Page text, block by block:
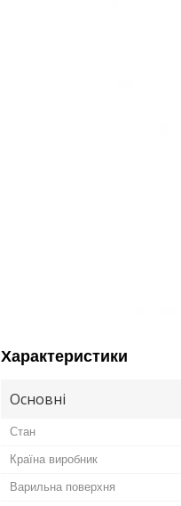
Характеристики
Основні
Стан
Країна виробник
Варильна поверхня